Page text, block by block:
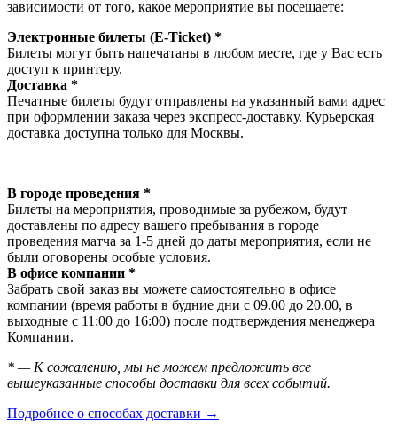
зависимости от того, какое мероприятие вы посещаете:
Электронные билеты (E-Ticket) *
Билеты могут быть напечатаны в любом месте, где у Вас есть
доступ к принтеру.
Доставка *
Печатные билеты будут отправлены на указанный вами адрес
при оформлении заказа через экспресс-доставку. Курьерская
доставка доступна только для Москвы.
В городе проведения *
Билеты на мероприятия, проводимые за рубежом, будут
доставлены по адресу вашего пребывания в городе
проведения матча за 1-5 дней до даты мероприятия, если не
были оговорены особые условия.
В офисе компании *
Забрать свой заказ вы можете самостоятельно в офисе
компании (время работы в будние дни с 09.00 до 20.00, в
выходные с 11:00 до 16:00) после подтверждения менеджера
Компании.
* — К сожалению, мы не можем предложить все
вышеуказанные способы доставки для всех событий.
Подробнее о способах доставки →